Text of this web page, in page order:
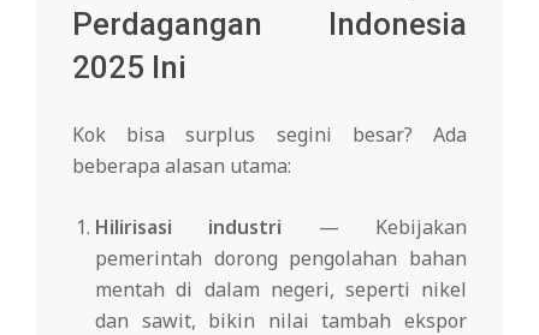
Perdagangan Indonesia
2025 Ini
Kok bisa surplus segini besar? Ada
beberapa alasan utama:
Hilirisasi industri — Kebijakan
pemerintah dorong pengolahan bahan
mentah di dalam negeri, seperti nikel
dan sawit, bikin nilai tambah ekspor